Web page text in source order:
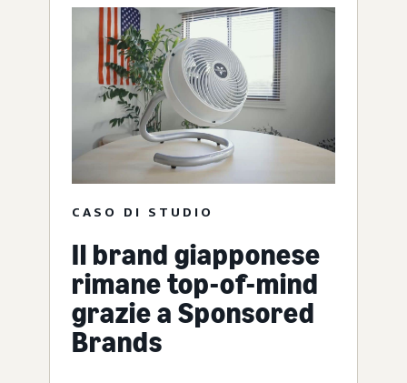
CASO DI STUDIO
Il brand giapponese
rimane top-of-mind
grazie a Sponsored
Brands